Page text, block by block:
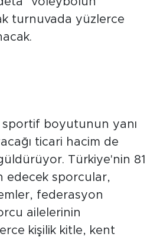
"voleybolun
turnuvada yüzlerce
boyutunun yanı
ticari hacim de
Türkiye'nin 81
edecek sporcular,
federasyon
ailelerinin